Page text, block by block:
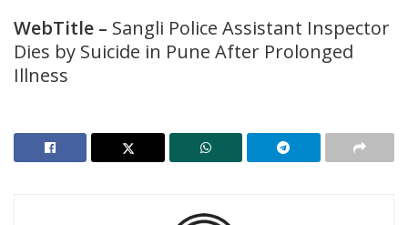
WebTitle – Sangli Police Assistant Inspector
Dies by Suicide in Pune After Prolonged
Illness